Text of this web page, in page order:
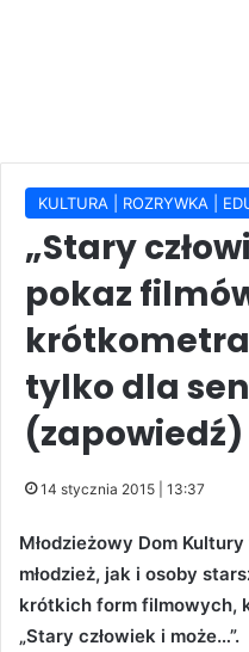
KULTURA | ROZRYWKA |
„Stary
pokaz
tylko dla
(zapowiedź)
14 stycznia 2015 | 13:37
Młodzieżowy Dom
młodzież, jak i osoby
krótkich form filmowych,
„Stary człowiek i może…”.